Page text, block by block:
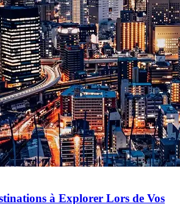
à Explorer Lors de Vos